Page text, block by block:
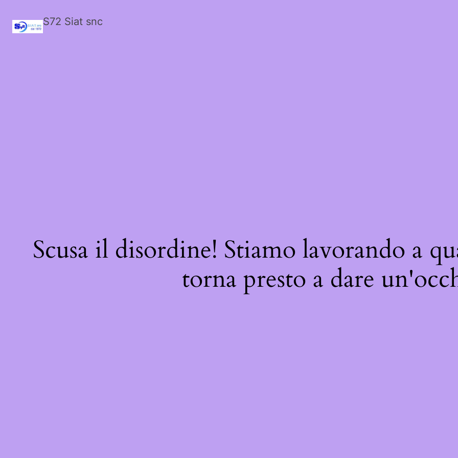
S72 Siat snc
Scusa il disordine! Stiamo lavorando a
torna presto a dare